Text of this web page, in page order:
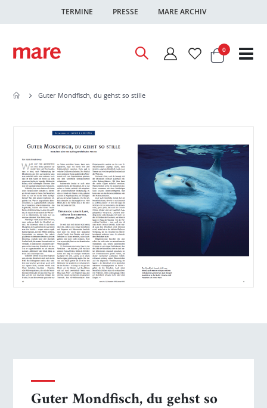
TERMINE PRESSE MARE ARCHIV
Warenkorb
0Artikel
Guter Mondfisch, du gehst so stille
Ende
der
Bildgalerie
springen
Anfang
der
Bildgalerie
springen
Guter Mondfisch, du gehst so